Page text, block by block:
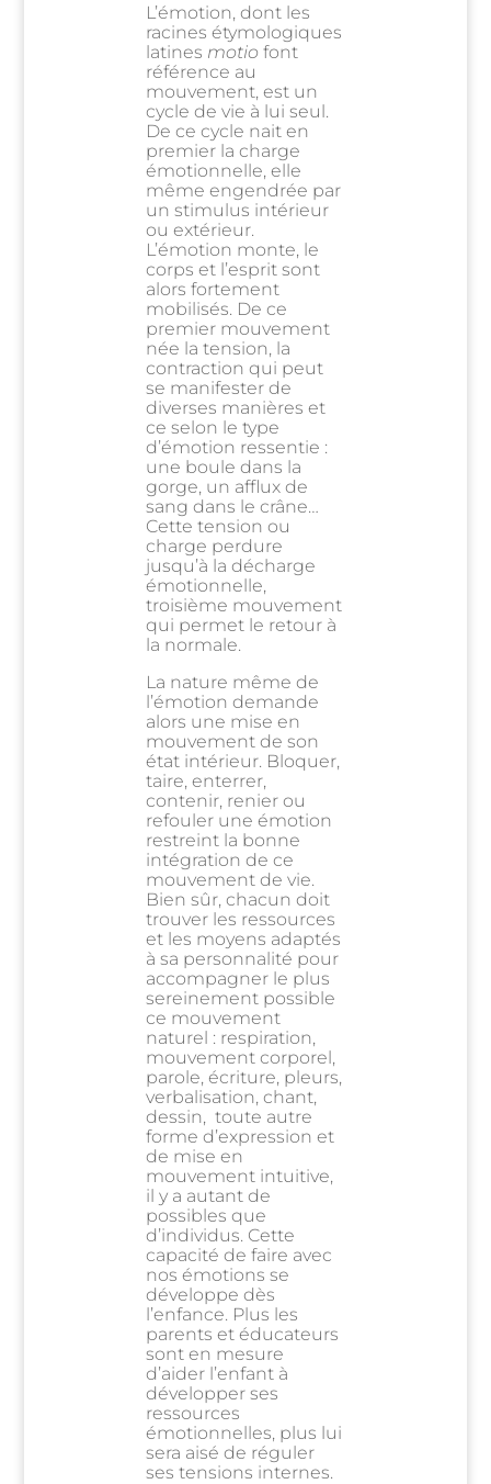
L’émotion, dont les
racines étymologiques
latines motio font
référence au
mouvement, est un
cycle de vie à lui seul.
De ce cycle nait en
premier la charge
émotionnelle, elle
même engendrée par
un stimulus intérieur
ou extérieur.
L’émotion monte, le
corps et l’esprit sont
alors fortement
mobilisés. De ce
premier mouvement
née la tension, la
contraction qui peut
se manifester de
diverses manières et
ce selon le type
d’émotion ressentie :
une boule dans la
gorge, un afflux de
sang dans le crâne…
Cette tension ou
charge perdure
jusqu’à la décharge
émotionnelle,
troisième mouvement
qui permet le retour à
la normale.
La nature même de
l’émotion demande
alors une mise en
mouvement de son
état intérieur. Bloquer,
taire, enterrer,
contenir, renier ou
refouler une émotion
restreint la bonne
intégration de ce
mouvement de vie.
Bien sûr, chacun doit
trouver les ressources
et les moyens adaptés
à sa personnalité pour
accompagner le plus
sereinement possible
ce mouvement
naturel : respiration,
mouvement corporel,
parole, écriture, pleurs,
verbalisation, chant,
dessin, toute autre
forme d’expression et
de mise en
mouvement intuitive,
il y a autant de
possibles que
d’individus. Cette
capacité de faire avec
nos émotions se
développe dès
l’enfance. Plus les
parents et éducateurs
sont en mesure
d’aider l’enfant à
développer ses
ressources
émotionnelles, plus lui
sera aisé de réguler
ses tensions internes.